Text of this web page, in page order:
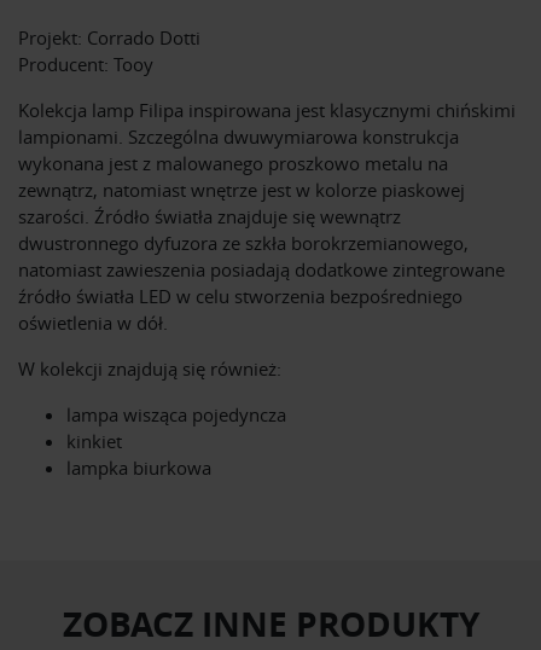
Projekt: Corrado Dotti
Producent: Tooy
Kolekcja lamp Filipa inspirowana jest klasycznymi chińskimi
lampionami. Szczególna dwuwymiarowa konstrukcja
wykonana jest z malowanego proszkowo metalu na
zewnątrz, natomiast wnętrze jest w kolorze piaskowej
szarości. Źródło światła znajduje się wewnątrz
dwustronnego dyfuzora ze szkła borokrzemianowego,
natomiast zawieszenia posiadają dodatkowe zintegrowane
źródło światła LED w celu stworzenia bezpośredniego
oświetlenia w dół.
W kolekcji znajdują się również:
lampa wisząca pojedyncza
kinkiet
lampka biurkowa
ZOBACZ INNE PRODUKTY